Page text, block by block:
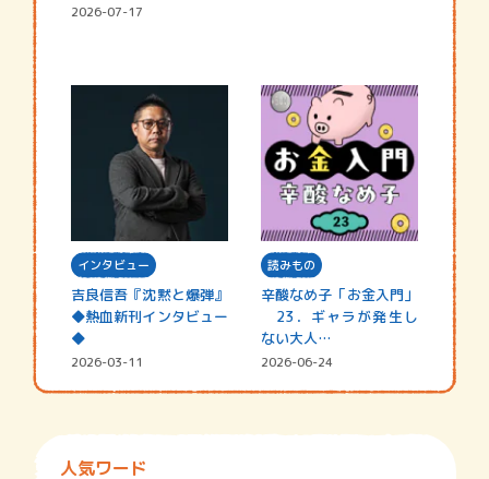
2026-07-17
インタビュー
吉良信吾『沈黙と爆弾』
◆熱血新刊インタビュー
◆
2026-03-11
読みもの
辛酸なめ子「お金入門」
23．ギャラが発生し
ない大人…
2026-06-24
人気ワード